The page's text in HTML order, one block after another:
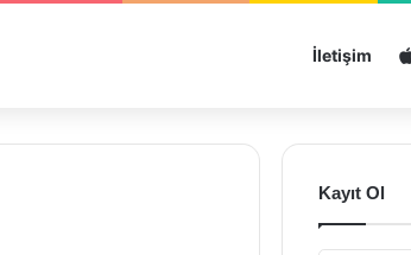
İletişim
Kayıt Ol